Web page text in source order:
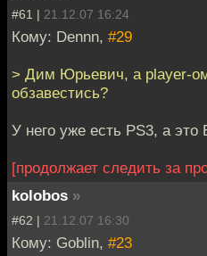
#61 | 21.12.07 16:24
Кому: Dennn, #29
> Дим Юрьевич, а player-
обзавестись?
У него уже есть PS3, а это
[продолжает следить за
kolobos »
#62 | 21.12.07 16:30
Кому: Goblin, #23